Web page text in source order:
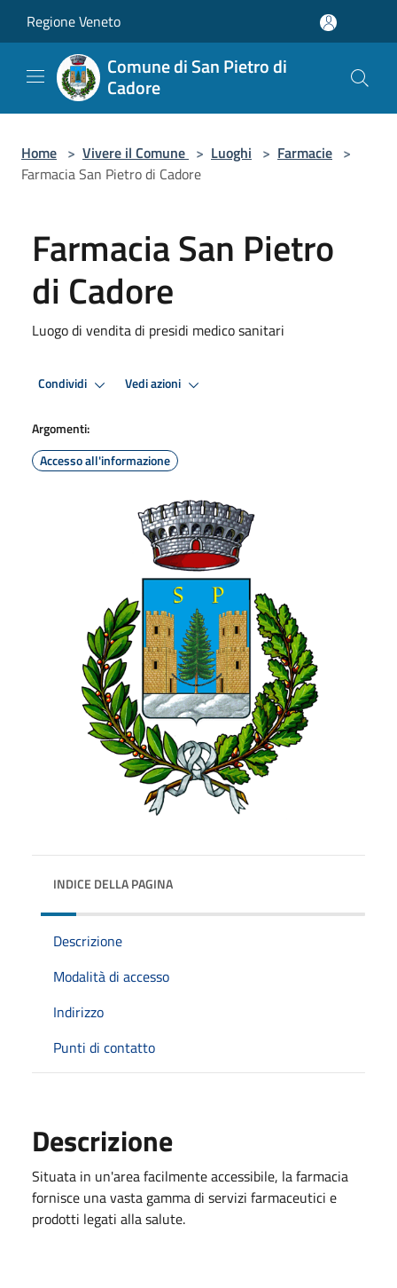
Regione Veneto
Comune di San Pietro di
Cadore
Home > Vivere il Comune > Luoghi > Farmacie >
Farmacia San Pietro di Cadore
Farmacia San Pietro
di Cadore
Luogo di vendita di presidi medico sanitari
Condividi Vedi azioni
Argomenti:
Accesso all'informazione
INDICE DELLA PAGINA
Descrizione
Modalità di accesso
Indirizzo
Punti di contatto
Descrizione
Situata in un'area facilmente accessibile, la farmacia
fornisce una vasta gamma di servizi farmaceutici e
prodotti legati alla salute.